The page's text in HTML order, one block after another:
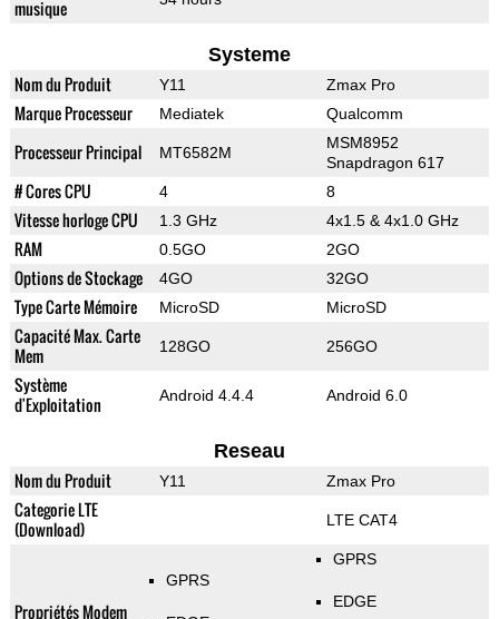
musique
Systeme
Nom du Produit Y11 Zmax Pro
Marque Processeur Mediatek Qualcomm
Processeur Principal MT6582М
MSM8952
Snapdragon 617
# Cores CPU 4 8
Vitesse horloge CPU 1.3 GHz 4x1.5 & 4x1.0 GHz
RAM 0.5GO 2GO
Options de Stockage 4GO 32GO
Type Carte Mémoire MicroSD MicroSD
Capacité Max. Carte
Mem
128GO 256GO
Système
d'Exploitation
Android 4.4.4 Android 6.0
Reseau
Nom du Produit Y11 Zmax Pro
Categorie LTE
(Download)
LTE CAT4
Propriétés Modem
GPRS
GPRS
EDGE